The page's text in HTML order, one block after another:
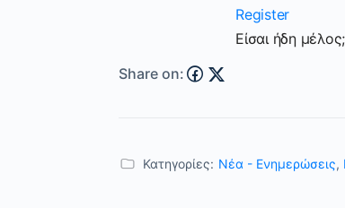
Register
Είσαι ήδη μέλος;
Share on:
Κατηγορίες: Nέα - Ενημερώσεις,